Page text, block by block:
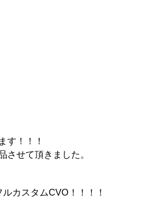
す！！！
させて頂きました。
カスタムCVO！！！！